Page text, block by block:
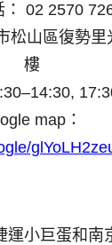
： 02 2570
松山區復勢里
樓
map：
運小巨蛋和南